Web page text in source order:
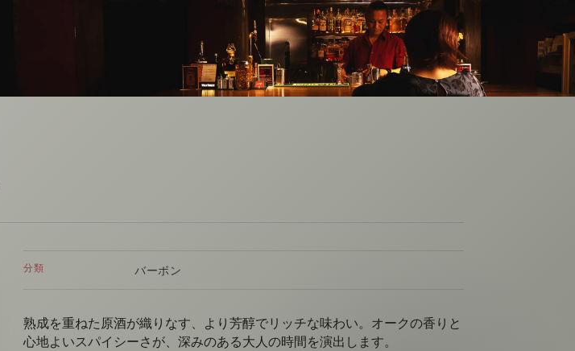
分類 バーボン
熟成を重ねた原酒が織りなす、より芳醇でリッチな味わい。オークの香りと
心地よいスパイシーさが、深みのある大人の時間を演出します。